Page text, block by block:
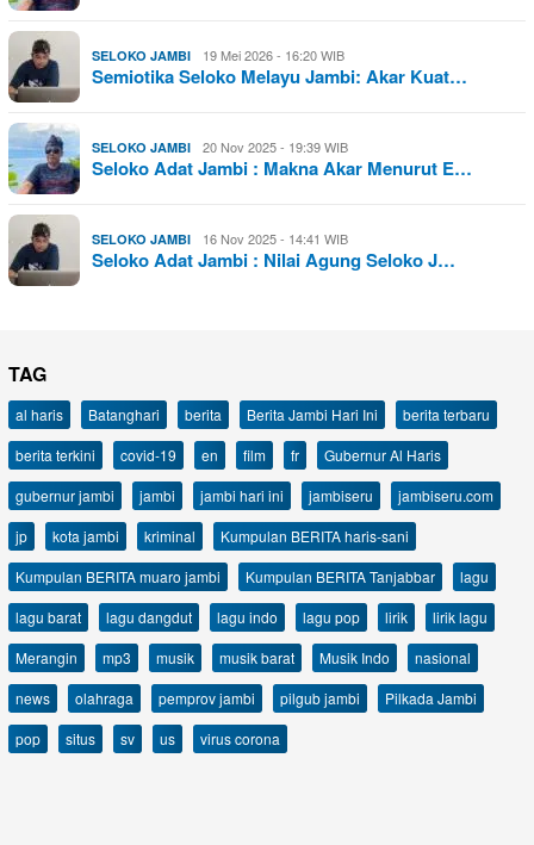
SELOKO JAMBI 19 Mei 2026 - 16:20 WIB
Semiotika Seloko Melayu Jambi: Akar Kuat…
SELOKO JAMBI 20 Nov 2025 - 19:39 WIB
Seloko Adat Jambi : Makna Akar Menurut E…
SELOKO JAMBI 16 Nov 2025 - 14:41 WIB
Seloko Adat Jambi : Nilai Agung Seloko J…
TAG
al haris Batanghari berita Berita Jambi Hari Ini
berita terbaru
berita terkini
covid-19 en film fr
Gubernur Al Haris
gubernur jambi
jambi jambi hari ini jambiseru
jambiseru.com
jp
kota jambi kriminal
Kumpulan BERITA haris-sani
Kumpulan BERITA muaro jambi
Kumpulan BERITA Tanjabbar
lagu
lagu barat
lagu dangdut lagu indo lagu pop lirik
lirik lagu
Merangin
mp3 musik musik barat Musik Indo
nasional
news
olahraga pemprov jambi pilgub jambi
Pilkada Jambi
pop
situs sv us virus corona